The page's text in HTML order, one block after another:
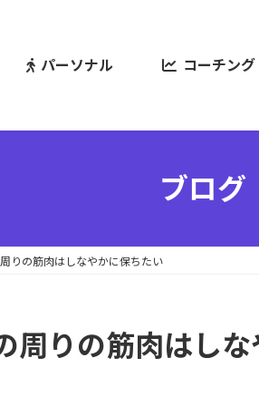
パーソナル コーチング
ブログ
りの筋肉はしなやかに保ちたい
周りの筋肉はし